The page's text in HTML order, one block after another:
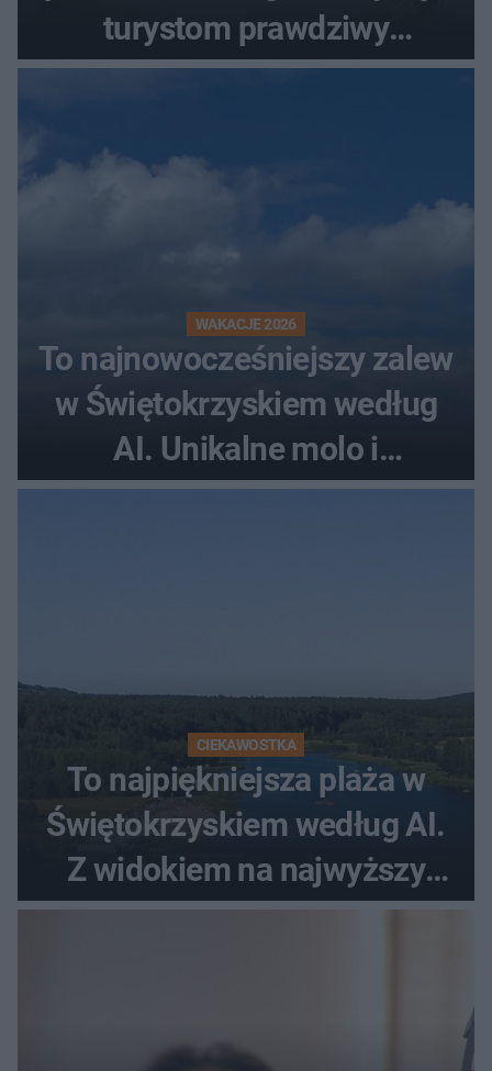
turystom prawdziwy
rollercoaster
WAKACJE 2026
To najnowocześniejszy zalew
w Świętokrzyskiem według
AI. Unikalne molo i
promenada
CIEKAWOSTKA
To najpiękniejsza plaża w
Świętokrzyskiem według AI.
Z widokiem na najwyższy
szczyt Gór Świętokrzyskich